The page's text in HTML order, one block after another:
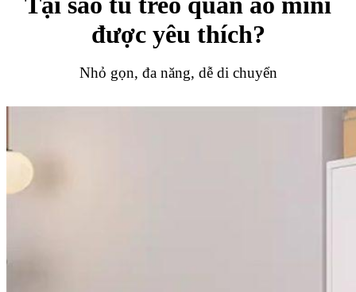
được yêu thích?
Nhỏ gọn, đa năng, dễ di chuyển